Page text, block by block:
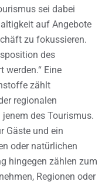
sei dabei
auf Angebote
zu fokussieren.
des
werden.“ Eine
zählt
regionalen
des Tourismus.
Gäste und ein
oder natürlichen
hingegen zählen zum
Regionen oder